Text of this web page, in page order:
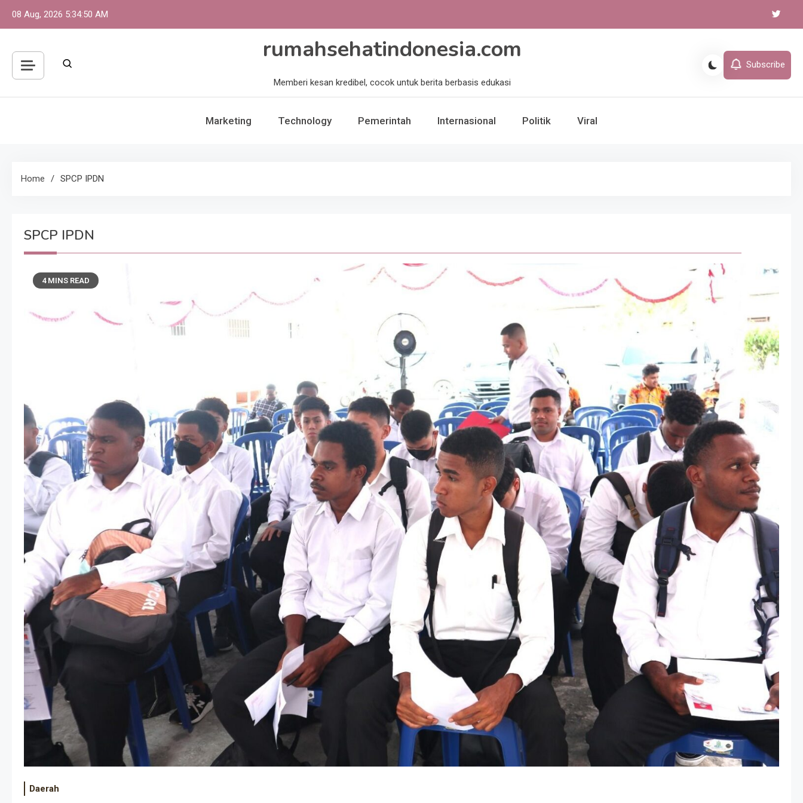
08 Aug, 2026 5:34:50 AM
rumahsehatindonesia.com
Memberi kesan kredibel, cocok untuk berita berbasis edukasi
Subscribe
Marketing Technology Pemerintah Internasional Politik Viral
Home SPCP IPDN
SPCP IPDN
4 MINS READ
Daerah